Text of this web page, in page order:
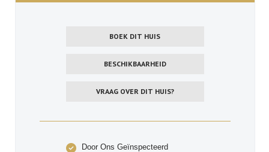
BOEK DIT HUIS
BESCHIKBAARHEID
VRAAG OVER DIT HUIS?
Door Ons Geïnspecteerd